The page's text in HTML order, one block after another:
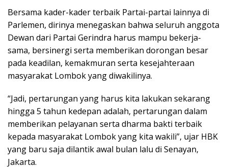
Bersama kader-kader terbaik Partai-partai lainnya di
Parlemen, dirinya menegaskan bahwa seluruh anggota
Dewan dari Partai Gerindra harus mampu bekerja-
sama, bersinergi serta memberikan dorongan besar
pada keadilan, kemakmuran serta kesejahteraan
masyarakat Lombok yang diwakilinya.
“Jadi, pertarungan yang harus kita lakukan sekarang
hingga 5 tahun kedepan adalah, pertarungan dalam
memberikan pelayanan serta dharma bakti terbaik
kepada masyarakat Lombok yang kita wakili”, ujar HBK
yang baru saja dilantik awal bulan lalu di Senayan,
Jakarta.